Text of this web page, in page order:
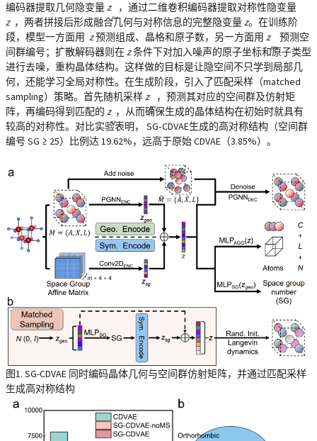
编码器提取几何隐变量z
geo
，通过二维卷积编码器提取对称性隐变量
z
sg
，两者拼接后形成融合几何与对称信息的完整隐变量z。在训练阶
段，模型一方面用 z预测组成、晶格和原子数，另一方面用 z
geo
预测空
间群编号；扩散解码器则在z条件下对加入噪声的原子坐标和原子类型
进行去噪，重构晶体结构。这样做的目标是让隐空间不只学到局部几
何，还能学习全局对称性。在生成阶段，引入了匹配采样（matched
sampling）策略。首先随机采样z
geo
，预测其对应的空间群及仿射矩
阵，再编码得到匹配的 z
sg
，从而确保生成的晶体结构在初始时就具有
较高的对称性。对比实验表明， SG‑CDVAE生成的高对称结构（空间群
编号 SG ≥ 25）比例达 19.62%，远高于原始 CDVAE（3.85%）。
图1. SG-CDVAE 同时编码晶体几何与空间群仿射矩阵，并通过匹配采样
生成高对称结构